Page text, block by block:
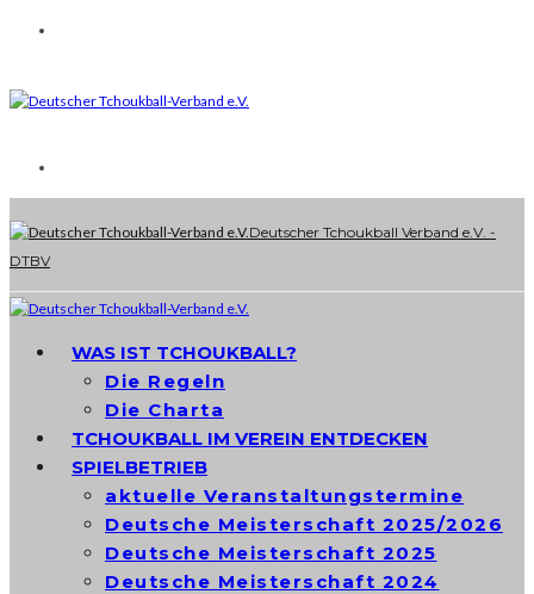
Deutscher Tchoukball Verband e.V. -
DTBV
WAS IST TCHOUKBALL?
Die Regeln
Die Charta
TCHOUKBALL IM VEREIN ENTDECKEN
SPIELBETRIEB
aktuelle Veranstaltungstermine
Deutsche Meisterschaft 2025/2026
Deutsche Meisterschaft 2025
Deutsche Meisterschaft 2024